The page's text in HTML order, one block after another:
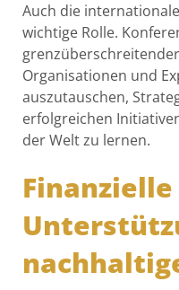
Auch die
wichtige Rolle.
Organisationen und
auszutauschen,
erfolgreichen
der Welt zu lernen.
Finanzielle